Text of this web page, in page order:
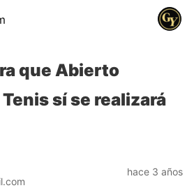
que Abierto
sí se realizará
hace 3 años